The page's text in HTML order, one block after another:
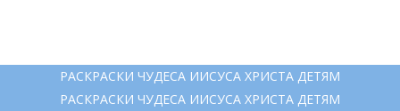
РАСКРАСКИ ЧУДЕСА ИИСУСА ХРИСТА ДЕТЯМ
РАСКРАСКИ ЧУДЕСА ИИСУСА ХРИСТА ДЕТЯМ